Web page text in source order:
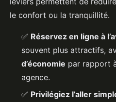
le confort ou la tranquillité.
✅ Réservez en ligne à
souvent plus attractifs,
d’économie par rapport
agence.
✅ Privilégiez l’aller